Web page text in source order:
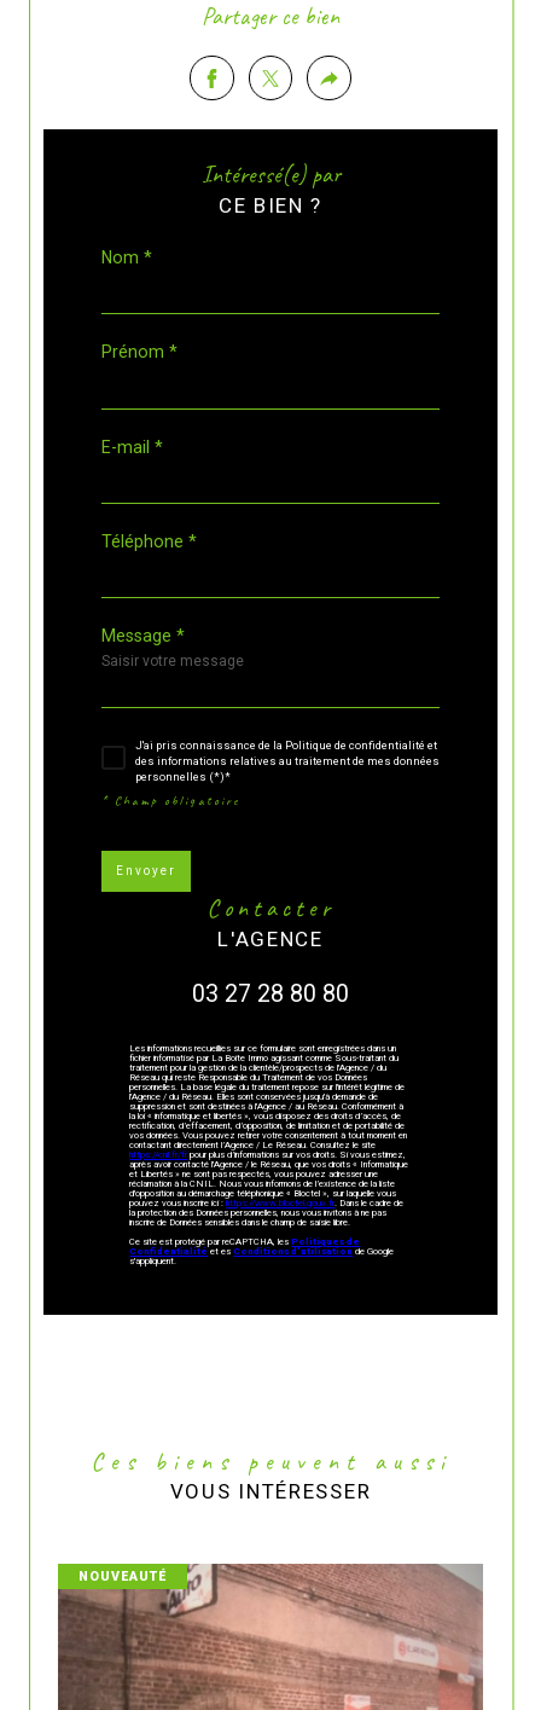
Partager ce bien
Intéressé(e) par
CE BIEN ?
Nom *
Prénom *
E-mail *
Téléphone *
Message *
J'ai pris connaissance de la Politique de confidentialité et
des informations relatives au traitement de mes données
personnelles (*)*
* Champ obligatoire
Envoyer
contacter
L'AGENCE
03 27 28 80 80
Les informations recueillies sur ce formulaire sont enregistrées dans un
fichier informatisé par La Boite Immo agissant comme Sous-traitant du
traitement pour la gestion de la clientèle/prospects de l'Agence / du
Réseau qui reste Responsable du Traitement de vos Données
personnelles. La base légale du traitement repose sur l'intérêt légitime de
l'Agence / du Réseau. Elles sont conservées jusqu'à demande de
suppression et sont destinées à l'Agence / au Réseau. Conformément à
la loi « informatique et libertés », vous disposez des droits d’accès, de
rectification, d’effacement, d’opposition, de limitation et de portabilité de
vos données. Vous pouvez retirer votre consentement à tout moment en
contactant directement l’Agence / Le Réseau. Consultez le site
https://cnil.fr/fr pour plus d’informations sur vos droits. Si vous estimez,
après avoir contacté l'Agence / le Réseau, que vos droits « Informatique
et Libertés » ne sont pas respectés, vous pouvez adresser une
réclamation à la CNIL. Nous vous informons de l’existence de la liste
d'opposition au démarchage téléphonique « Bloctel », sur laquelle vous
pouvez vous inscrire ici :https://www.bloctel.gouv.fr. Dans le cadre de
la protection des Données personnelles, nous vous invitons à ne pas
inscrire de Données sensibles dans le champ de saisie libre.
Ce site est protégé par reCAPTCHA, lesPolitiques de
Confidentialité et esConditions d'utilisation de Google
s'appliquent.
Ces biens peuvent aussi
VOUS INTÉRESSER
NOUVEAUTÉ